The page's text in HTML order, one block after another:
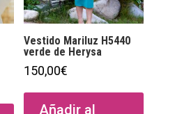
Vestido Mariluz H5440
verde de Herysa
150,00€
Añadir al